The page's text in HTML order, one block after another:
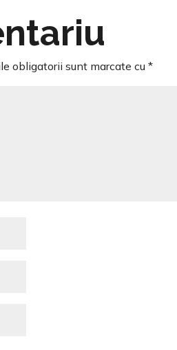
obligatorii sunt marcate cu*